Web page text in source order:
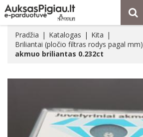
Pradžia Katalogas
Kita
Briliantai (pločio filtras rodys pagal mm)
akmuo briliantas 0.232ct